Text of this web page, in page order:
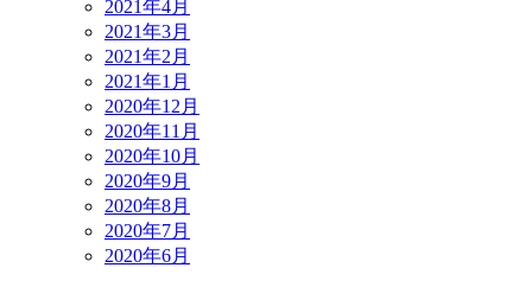
2021年4月
2021年3月
2021年2月
2021年1月
2020年12月
2020年11月
2020年10月
2020年9月
2020年8月
2020年7月
2020年6月